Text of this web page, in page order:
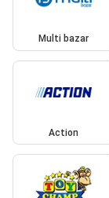
Multi bazar
Action